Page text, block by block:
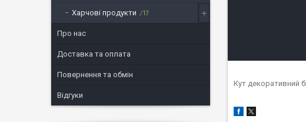
Кут декоративний
Харчові продукти 17
Про нас
Доставка та оплата
Повернення та обмін
Відгуки